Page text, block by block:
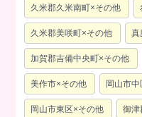
久米郡久米南町×その他
久米郡美咲町×その他 真
加賀郡吉備中央町×その他
美作市×その他 岡山市
岡山市東区×その他 御津